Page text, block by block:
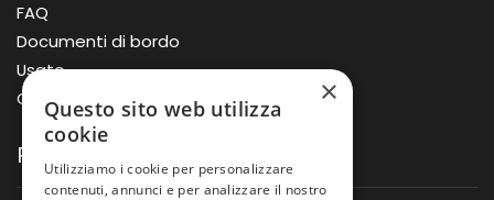
FAQ
Documenti di bordo
Usato
Offerte
Prodotti
×
Questo sito web utilizza
cookie
Utilizziamo i cookie per personalizzare
contenuti, annunci e per analizzare il nostro